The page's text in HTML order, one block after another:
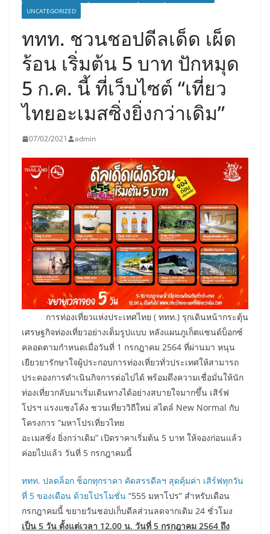
UNCATEGORIZED
ททท. ชวนชอปดีลเด็ด เผ็ด
ร้อน เริ่มต้น 5 บาท ปักหมุด
5 ก.ค. นี้ ที่เว็บไซต์ “เที่ยว
ไทยอะเมสซิ่งยิ่งกว่าเดิม”
07/02/2021 admin
การท่องเที่ยวแห่งประเทศไทย ( ททท.) รุกเดินหน้ากระตุ้น
เศรษฐกิจท่องเที่ยวอย่างเต็มรูปแบบ หลังแผนภูเก็ตแซนด์บ็อกซ์
คลอดตามกำหนดเมื่อวันที่ 1 กรกฎาคม 2564 ที่ผ่านมา หนุน
เยียวยารักษาใจผู้ประกอบการท่องเที่ยวทั่วประเทศให้สามารถ
ประคองการดำเนินกิจการต่อไปได้ พร้อมดึงความเชื่อมั่นให้นัก
ท่องเที่ยวกลับมาเริ่มเดินทางได้อย่างสบายใจมากขึ้น เสิร์ฟ
โปรฯ แรงแซงโค้ง ชวนเที่ยววิถีใหม่ สไตล์ New Normal กับ
โครงการ “มหาโปรเที่ยวไทย
อะเมสซิ่ง ยิ่งกว่าเดิม” เปิดราคาเริ่มต้น 5 บาท ให้จองก่อนแล้ว
ค่อยไปแล้ว วันที่ 5 กรกฎาคมนี้
ททท. ปลดล็อก ช็อกทุกราคา คัดสรรดีลฯ สุดคุ้มค่า เสิร์ฟทุกวัน
ที่ 5 ของเดือน ด้วยโปรโมชั่น “555 มหาโปร” สำหรับเดือน
กรกฎาคมนี้ ขยายวันชอปเก็บดีลส่วนลดจากเดิม 24 ชั่วโมง
เป็น 5 วัน ตั้งแต่เวลา 12.00 น. วันที่ 5 กรกฎาคม 2564 ถึง